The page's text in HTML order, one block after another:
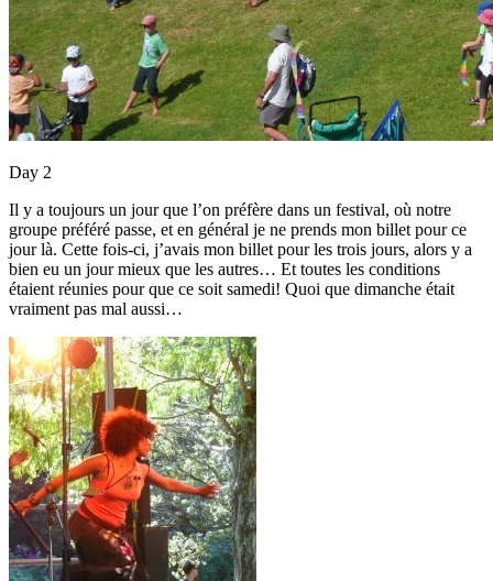
Day 2
Il y a toujours un jour que l’on préfère dans un festival, où notre
groupe préféré passe, et en général je ne prends mon billet pour ce
jour là. Cette fois-ci, j’avais mon billet pour les trois jours, alors y a
bien eu un jour mieux que les autres… Et toutes les conditions
étaient réunies pour que ce soit samedi! Quoi que dimanche était
vraiment pas mal aussi…